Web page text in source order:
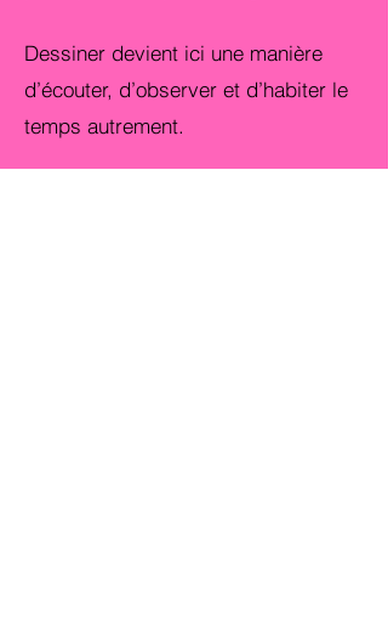
Dessiner devient ici une manière
d’écouter, d’observer et d’habiter le
temps autrement.